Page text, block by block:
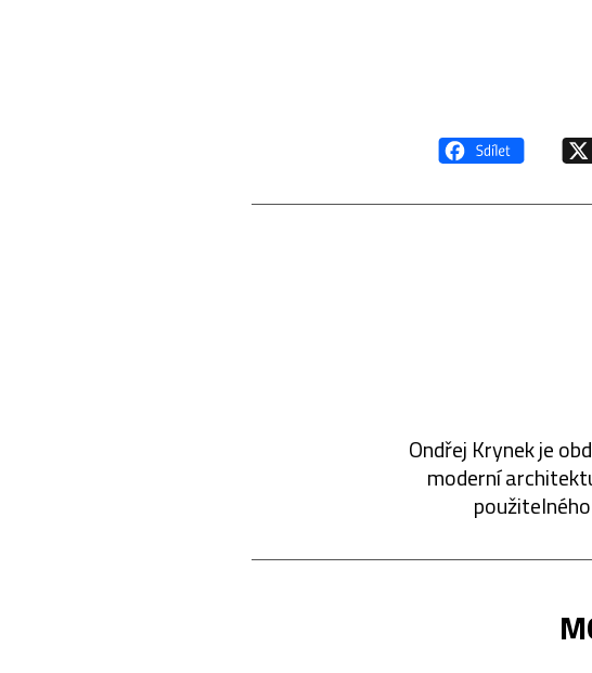
Ondřej Krynek je
moderní